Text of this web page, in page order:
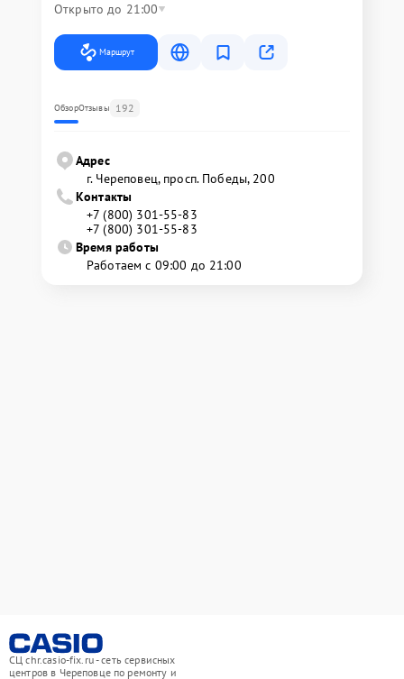
Открыто до 21:00
Маршрут
ОбзорОтзывы 192
Адрес
г. Череповец, просп. Победы, 200
Контакты
+7 (800) 301-55-83
+7 (800) 301-55-83
Время работы
Работаем с 09:00 до 21:00
СЦ chr.casio-fix.ru - сеть сервисных
центров в Череповце по ремонту и